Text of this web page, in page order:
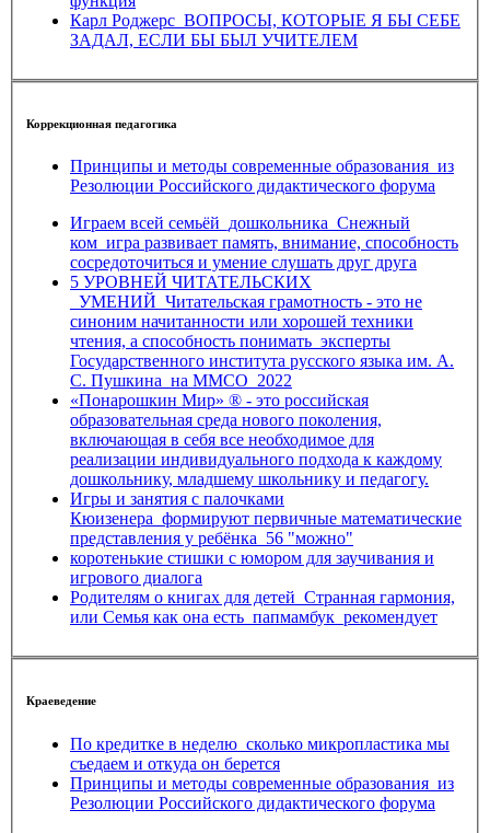
Карл Роджерс_ВОПРОСЫ, КОТОРЫЕ Я БЫ СЕБЕ
ЗАДАЛ, ЕСЛИ БЫ БЫЛ УЧИТЕЛЕМ
Коррекционная педагогика
Принципы и методы современные образования_из
Резолюции Российского дидактического форума
Играем всей семьёй_дошкольника_Снежный
ком_игра развивает память, внимание, способность
сосредоточиться и умение слушать друг друга
5 УРОВНЕЙ ЧИТАТЕЛЬСКИХ
_УМЕНИЙ_Читательская грамотность - это не
синоним начитанности или хорошей техники
чтения, а способность понимать_эксперты
Государственного института русского языка им. А.
С. Пушкина_на ММСО_2022
«Понарошкин Мир» ® - это российская
образовательная среда нового поколения,
включающая в себя все необходимое для
реализации индивидуального подхода к каждому
дошкольнику, младшему школьнику и педагогу.
Игры и занятия с палочками
Кюизенера_формируют первичные математические
представления у ребёнка_56 "можно"
коротенькие стишки с юмором для заучивания и
игрового диалога
Родителям о книгах для детей_Странная гармония,
или Семья как она есть_папмамбук_рекомендует
Краеведение
По кредитке в неделю_сколько микропластика мы
съедаем и откуда он берется
Принципы и методы современные образования_из
Резолюции Российского дидактического форума